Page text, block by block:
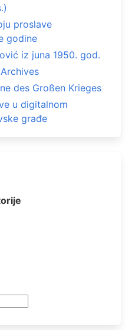
proslave
godine
iz juna 1950. god.
des Großen Krieges
u digitalnom
građe